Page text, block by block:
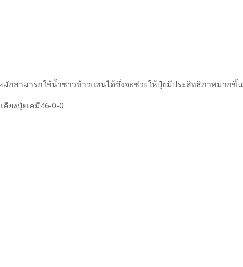
กสามารถใช้น้ำซาวข้าวแทนได้ซึ่งจะช่วยให้ปุ๋ยมีประสิทธิภาพมากขึ้น
คียงปุ๋ยเคมี46-0-0